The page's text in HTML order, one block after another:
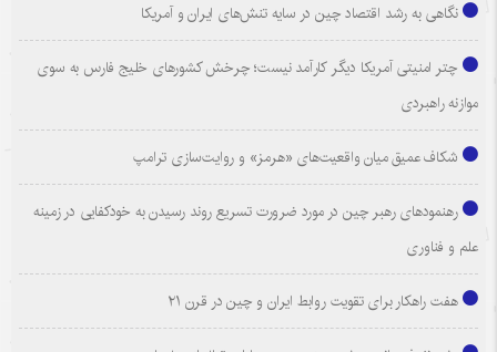
نگاهی به رشد اقتصاد چین در سایه تنش‌های ایران و آمریکا
چتر امنیتی آمریکا دیگر کارآمد نیست؛ چرخش کشورهای خلیج فارس به سوی
موازنه راهبردی
شکاف عمیق میان واقعیت‌های «هرمز» و روایت‌سازی ترامپ
رهنمودهای رهبر چین در مورد ضرورت تسریع روند رسیدن به خودکفایی در زمینه
علم و فناوری
هفت راهکار برای تقویت روابط ایران و چین در قرن ۲۱